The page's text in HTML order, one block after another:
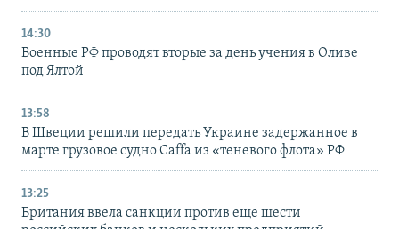
14:30
Военные РФ проводят вторые за день учения в Оливе
под Ялтой
13:58
В Швеции решили передать Украине задержанное в
марте грузовое судно Caffa из «теневого флота» РФ
13:25
Британия ввела санкции против еще шести